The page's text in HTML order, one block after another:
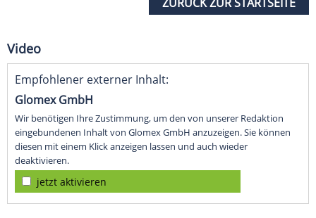
Video
Empfohlener externer Inhalt:
Glomex GmbH
Wir benötigen Ihre Zustimmung, um den von unserer Redaktion
eingebundenen Inhalt von Glomex GmbH anzuzeigen. Sie können
diesen mit einem Klick anzeigen lassen und auch wieder
deaktivieren.
jetzt aktivieren